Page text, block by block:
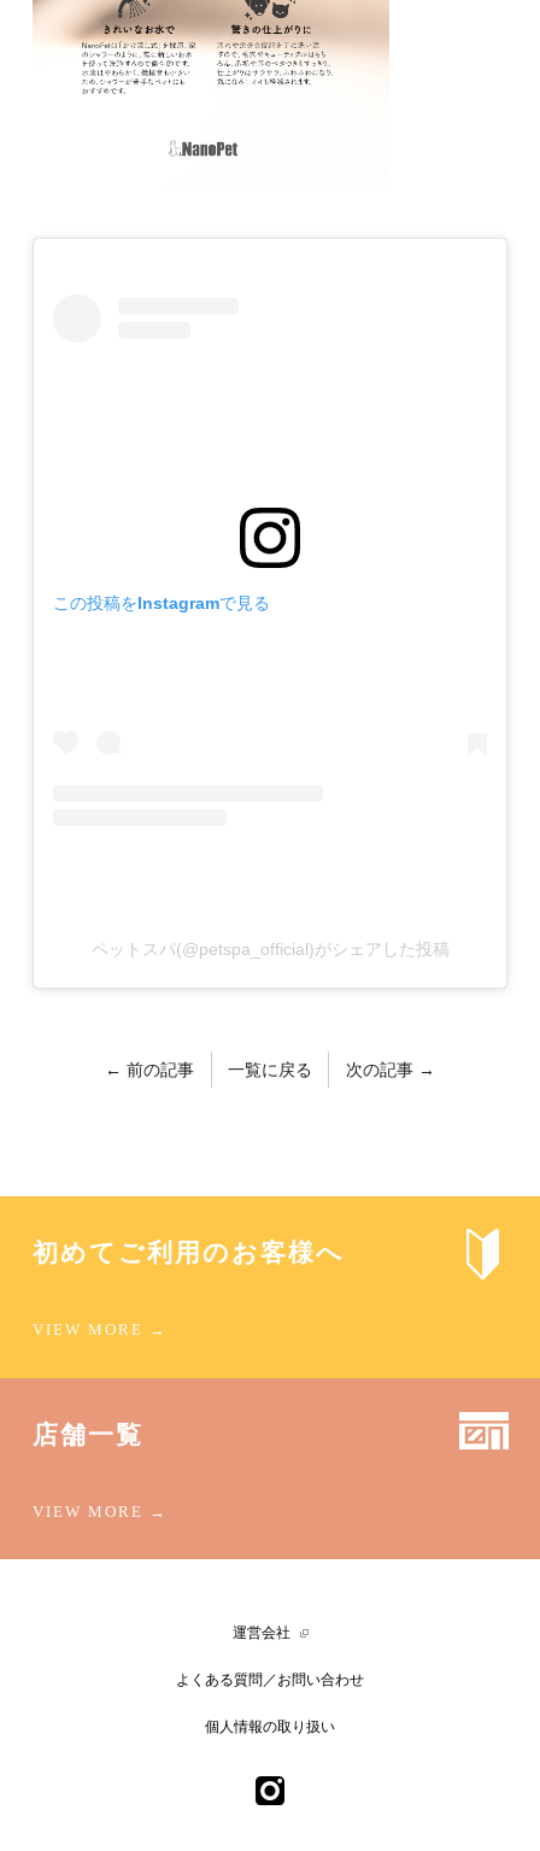
この投稿をInstagramで見る
ペットスパ(@petspa_official)がシェアした投稿
← 前の記事 一覧に戻る 次の記事 →
初めてご利用のお客様へ
店舗一覧
運営会社
よくある質問／お問い合わせ
個人情報の取り扱い